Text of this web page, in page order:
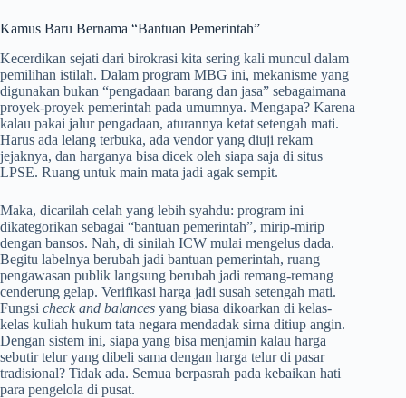
Kamus Baru Bernama “Bantuan Pemerintah”
Kecerdikan sejati dari birokrasi kita sering kali muncul dalam
pemilihan istilah. Dalam program MBG ini, mekanisme yang
digunakan bukan “pengadaan barang dan jasa” sebagaimana
proyek-proyek pemerintah pada umumnya. Mengapa? Karena
kalau pakai jalur pengadaan, aturannya ketat setengah mati.
Harus ada lelang terbuka, ada vendor yang diuji rekam
jejaknya, dan harganya bisa dicek oleh siapa saja di situs
LPSE. Ruang untuk main mata jadi agak sempit.
Maka, dicarilah celah yang lebih syahdu: program ini
dikategorikan sebagai “bantuan pemerintah”, mirip-mirip
dengan bansos. Nah, di sinilah ICW mulai mengelus dada.
Begitu labelnya berubah jadi bantuan pemerintah, ruang
pengawasan publik langsung berubah jadi remang-remang
cenderung gelap. Verifikasi harga jadi susah setengah mati.
Fungsi check and balances yang biasa dikoarkan di kelas-
kelas kuliah hukum tata negara mendadak sirna ditiup angin.
Dengan sistem ini, siapa yang bisa menjamin kalau harga
sebutir telur yang dibeli sama dengan harga telur di pasar
tradisional? Tidak ada. Semua berpasrah pada kebaikan hati
para pengelola di pusat.